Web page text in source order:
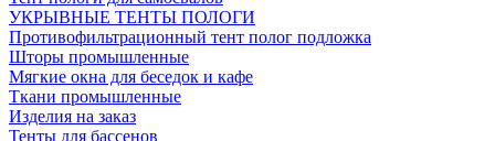
УКРЫВНЫЕ ТЕНТЫ ПОЛОГИ
Противофильтрационный тент полог подложка
Шторы промышленные
Мягкие окна для беседок и кафе
Ткани промышленные
Изделия на заказ
Тенты для бассенов